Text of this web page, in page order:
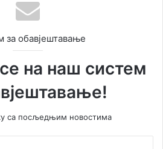
за обавјештавање
на наш систем
са посљедњим новостима